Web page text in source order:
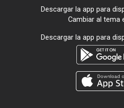
Descargar la app para
Cambiar al tema
Descargar la app para